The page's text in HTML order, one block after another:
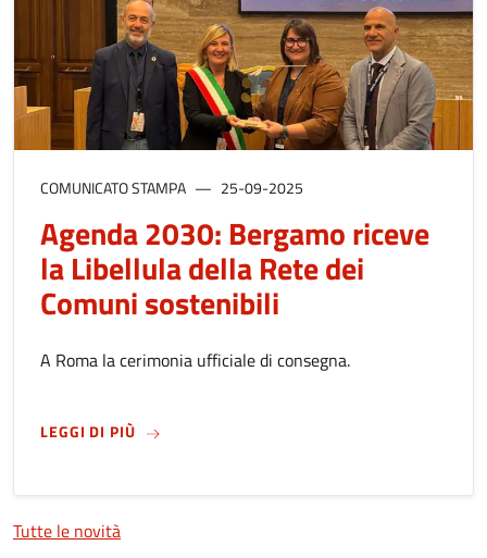
COMUNICATO STAMPA 25-09-2025
Agenda 2030: Bergamo riceve
la Libellula della Rete dei
Comuni sostenibili
A Roma la cerimonia ufficiale di consegna.
LEGGI DI PIÙSUAGENDA 2030: BERGAMO RICEVE LA
Tutte le novità